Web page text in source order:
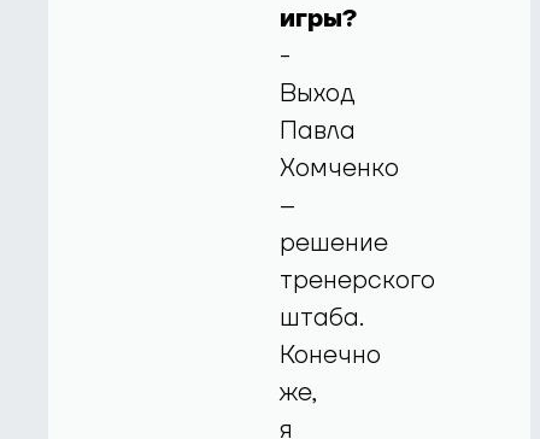
игры?
-
Выход
Павла
Хомченко
–
решение
тренерского
штаба.
Конечно
же,
я